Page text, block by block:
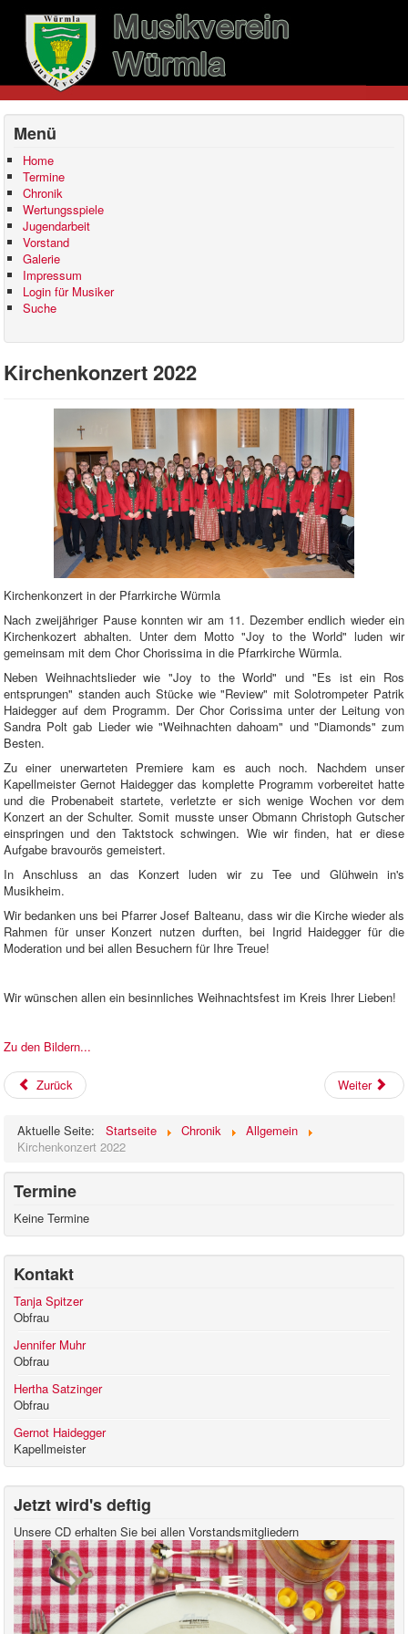
Menü
Home
Termine
Chronik
Wertungsspiele
Jugendarbeit
Vorstand
Galerie
Impressum
Login für Musiker
Suche
Kirchenkonzert 2022
Kirchenkonzert in der Pfarrkirche Würmla
Nach zweijähriger Pause konnten wir am 11. Dezember endlich wieder ein
Kirchenkozert abhalten. Unter dem Motto "Joy to the World" luden wir
gemeinsam mit dem Chor Chorissima in die Pfarrkirche Würmla.
Neben Weihnachtslieder wie "Joy to the World" und "Es ist ein Ros
entsprungen" standen auch Stücke wie "Review" mit Solotrompeter Patrik
Haidegger auf dem Programm. Der Chor Corissima unter der Leitung von
Sandra Polt gab Lieder wie "Weihnachten dahoam" und "Diamonds" zum
Besten.
Zu einer unerwarteten Premiere kam es auch noch. Nachdem unser
Kapellmeister Gernot Haidegger das komplette Programm vorbereitet hatte
und die Probenabeit startete, verletzte er sich wenige Wochen vor dem
Konzert an der Schulter. Somit musste unser Obmann Christoph Gutscher
einspringen und den Taktstock schwingen. Wie wir finden, hat er diese
Aufgabe bravourös gemeistert.
In Anschluss an das Konzert luden wir zu Tee und Glühwein in's
Musikheim.
Wir bedanken uns bei Pfarrer Josef Balteanu, dass wir die Kirche wieder als
Rahmen für unser Konzert nutzen durften, bei Ingrid Haidegger für die
Moderation und bei allen Besuchern für Ihre Treue!
Wir wünschen allen ein besinnliches Weihnachtsfest im Kreis Ihrer Lieben!
Zu den Bildern...
Zurück Weiter
Aktuelle Seite: Startseite Chronik
Allgemein
Kirchenkonzert 2022
Termine
Keine Termine
Kontakt
Tanja Spitzer
Obfrau
Jennifer Muhr
Obfrau
Hertha Satzinger
Obfrau
Gernot Haidegger
Kapellmeister
Jetzt wird's deftig
Unsere CD erhalten Sie bei allen Vorstandsmitgliedern